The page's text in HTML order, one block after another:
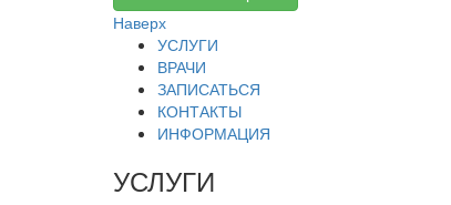
Наверх
УСЛУГИ
ВРАЧИ
ЗАПИСАТЬСЯ
КОНТАКТЫ
ИНФОРМАЦИЯ
УСЛУГИ